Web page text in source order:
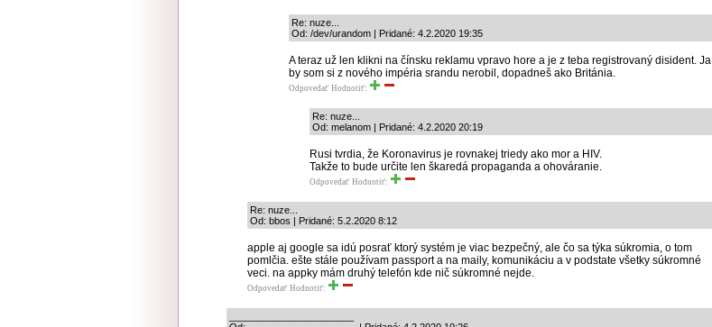
Re: nuze...
Od: /dev/urandom | Pridané: 4.2.2020 19:35
A teraz už len klikni na čínsku reklamu vpravo hore a je z teba registrovaný disident. Ja
by som si z nového impéria srandu nerobil, dopadneš ako Británia.
Odpovedať Hodnotiť:
Re: nuze...
Od: melanom | Pridané: 4.2.2020 20:19
Rusi tvrdia, že Koronavirus je rovnakej triedy ako mor a HIV.
Takže to bude určite len škaredá propaganda a ohováranie.
Odpovedať Hodnotiť:
Re: nuze...
Od: bbos | Pridané: 5.2.2020 8:12
apple aj google sa idú posrať ktorý systém je viac bezpečný, ale čo sa týka súkromia, o tom
pomlčia. ešte stále používam passport a na maily, komunikáciu a v podstate všetky súkromné
veci. na appky mám druhý telefón kde nič súkromné nejde.
Odpovedať Hodnotiť: